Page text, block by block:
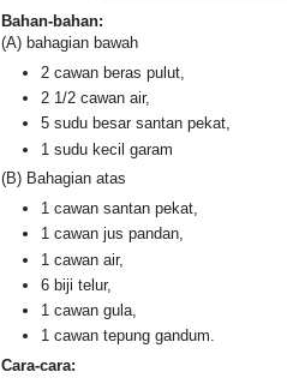
Bahan-bahan:
(A) bahagian bawah
2 cawan beras pulut,
2 1/2 cawan air,
5 sudu besar santan pekat,
1 sudu kecil garam
(B) Bahagian atas
1 cawan santan pekat,
1 cawan jus pandan,
1 cawan air,
6 biji telur,
1 cawan gula,
1 cawan tepung gandum.
Cara-cara: